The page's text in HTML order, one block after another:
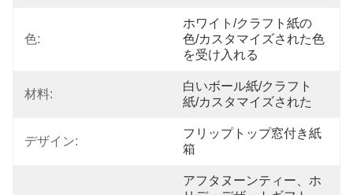
色:
ホワイト/クラフト紙の
色/カスタマイズされた色
を受け入れる
材料:
白いボール紙/クラフト
紙/カスタマイズされた
デザイン:
フリップトップ窓付き紙
箱
アフタヌーンティー、ホ